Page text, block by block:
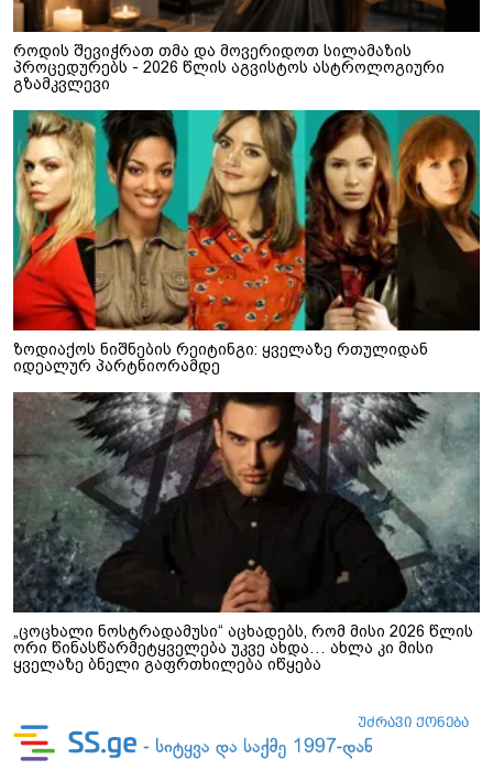
როდის შევიჭრათ თმა და მოვერიდოთ სილამაზის
პროცედურებს - 2026 წლის აგვისტოს ასტროლოგიური
გზამკვლევი
ზოდიაქოს ნიშნების რეიტინგი: ყველაზე რთულიდან
იდეალურ პარტნიორამდე
„ცოცხალი ნოსტრადამუსი“ აცხადებს, რომ მისი 2026 წლის
ორი წინასწარმეტყველება უკვე ახდა… ახლა კი მისი
ყველაზე ბნელი გაფრთხილება იწყება